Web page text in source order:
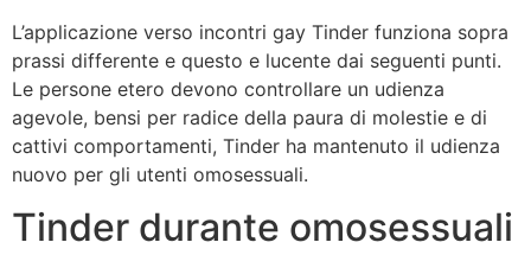
L’applicazione verso incontri gay Tinder funziona sopra
prassi differente e questo e lucente dai seguenti punti.
Le persone etero devono controllare un udienza
agevole, bensi per radice della paura di molestie e di
cattivi comportamenti, Tinder ha mantenuto il udienza
nuovo per gli utenti omosessuali.
Tinder durante omosessuali